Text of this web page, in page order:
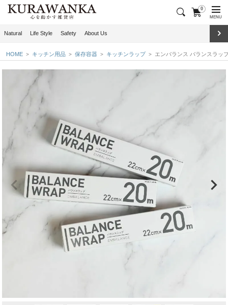
0
MENU
Natural Life Style Safety About Us
HOME キッチン用品 保存容器 キッチンラップ エンバランス バランスラッ